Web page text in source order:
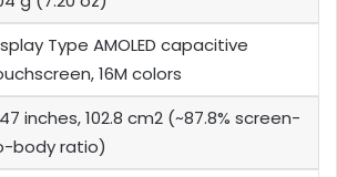
Type AMOLED capacitive
16M colors
inches, 102.8 cm2 (~87.8% screen-
body ratio)